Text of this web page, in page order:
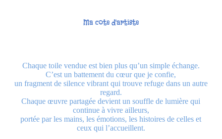
Ma cote d'artiste
Chaque toile vendue est bien plus qu’un simple échange.
C’est un battement du cœur que je confie,
un fragment de silence vibrant qui trouve refuge dans un autre
regard.
Chaque œuvre partagée devient un souffle de lumière qui
continue à vivre ailleurs,
portée par les mains, les émotions, les histoires de celles et
ceux qui l’accueillent.